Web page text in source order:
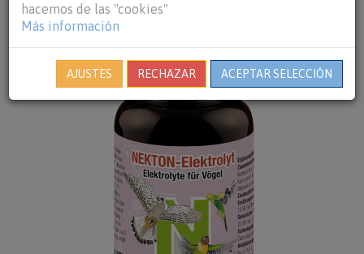
hacemos de las "cookies"
Más información
AJUSTES RECHAZAR ACEPTAR SELECCIÓN